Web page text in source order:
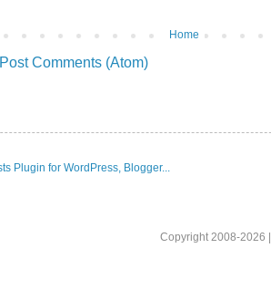
Home
Post Comments (Atom)
Copyright 2008-2026